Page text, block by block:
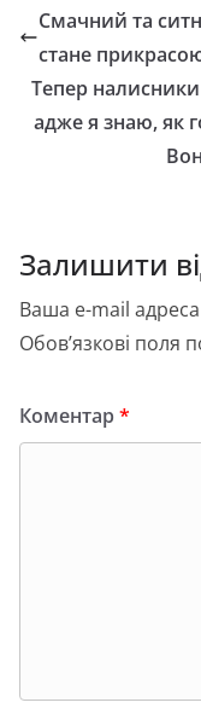
e
b
o
o
o
d
o
n
l
Смачний та
стане
Тепер
адже я знаю, як
Залишити
Ваша e-mail
Обов’язкові поля
Коментар*